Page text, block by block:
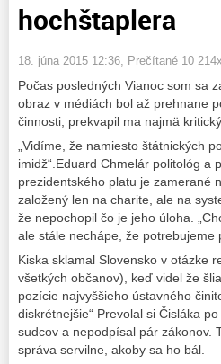
hochštaplera
18. júna 2015 12:36 , Prečítané 10
Počas posledných Vianoc som sa
obraz v médiách bol až prehnane
činnosti, prekvapil ma najmä
„Vidíme, že namiesto štátnických
imidž“.Eduard Chmelár politológ a
prezidentského platu je zamerané
založený len na charite, ale na
že nepochopil čo je jeho úloha.
ale stále nechápe, že
Kiska sklamal Slovensko v otázke
všetkých občanov), keď videl že
pozície najvyššieho ústavného
diskrétnejšie“ Prevolal si Čisláka
sudcov a nepodpísal pár zákonov.
správa servilne, akoby sa ho bál.